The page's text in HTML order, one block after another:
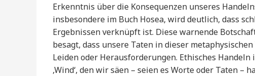
Erkenntnis über die Konsequenzen unseres
insbesondere im Buch Hosea, wird deutlich, dass
Ergebnissen verknüpft ist. Diese warnende
besagt, dass unsere Taten in dieser
Leiden oder Herausforderungen. Ethisches
‚Wind‘, den wir säen – seien es Worte oder Taten –